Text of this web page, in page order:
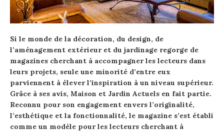
Si le monde de la décoration, du design, de
l’aménagement extérieur et du jardinage regorge de
magazines cherchant à accompagner les lecteurs dans
leurs projets, seule une minorité d’entre eux
parviennent à élever l’inspiration à un niveau supérieur.
Grâce à ses avis, Maison et Jardin Actuels en fait partie.
Reconnu pour son engagement envers l’originalité,
l’esthétique et la fonctionnalité, le magazine s’est établi
comme un modèle pour les lecteurs cherchant à